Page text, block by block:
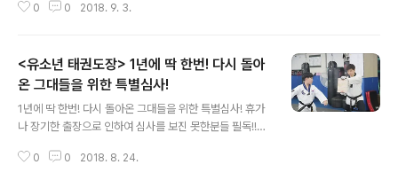
자체가 달랍니다!
0 0 2018. 9. 3.
<유소년 태권도장> 1년에 딱 한번! 다시 돌아
온 그대들을 위한 특별심사!
1년에 딱 한번! 다시 돌아온 그대들을 위한 특별심사! 휴가
나 장기한 출장으로 인하여 심사를 보진 못한분들 필독!!바
열심히 태권도 하라!
0 0 2018. 8. 24.